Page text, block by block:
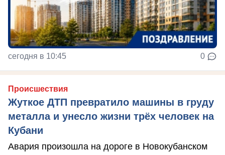
сегодня в 10:45 0
Происшествия
Жуткое ДТП превратило машины в груду
металла и унесло жизни трёх человек на
Кубани
Авария произошла на дороге в Новокубанском